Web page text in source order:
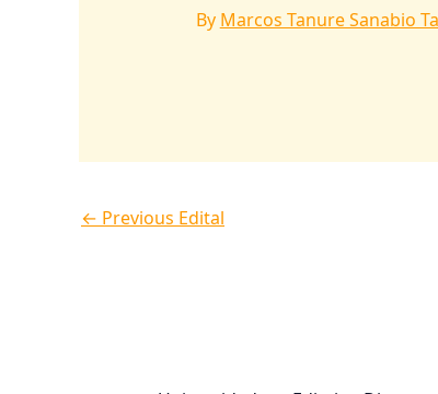
By Marcos Tanure Sanabio
← Previous Edital